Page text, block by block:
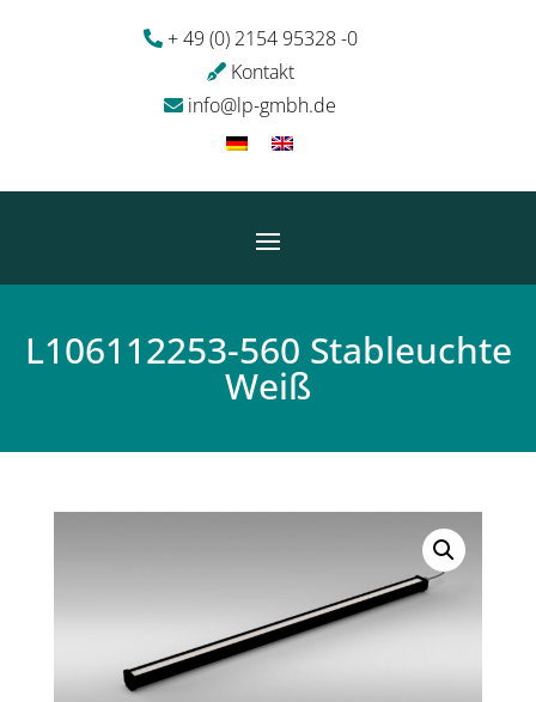
+ 49 (0) 2154 95328 -0
Kontakt
info@lp-gmbh.de
L106112253-560 Stableuchte
Weiß